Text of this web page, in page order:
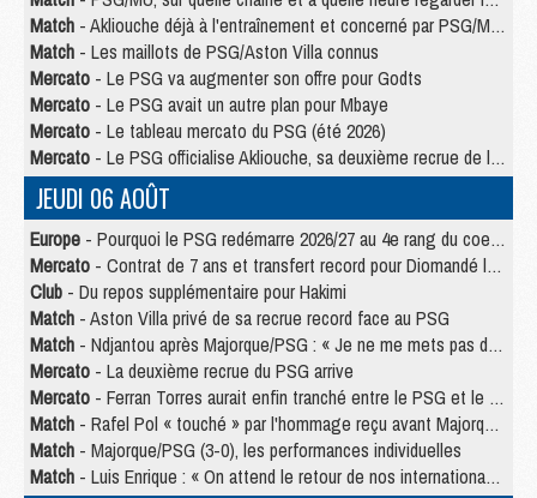
Match - Akliouche déjà à l'entraînement et concerné par PSG/MU ?
Match - Les maillots de PSG/Aston Villa connus
Mercato - Le PSG va augmenter son offre pour Godts
Mercato - Le PSG avait un autre plan pour Mbaye
Mercato - Le tableau mercato du PSG (été 2026)
Mercato - Le PSG officialise Akliouche, sa deuxième recrue de l’été
JEUDI 06 AOÛT
Europe - Pourquoi le PSG redémarre 2026/27 au 4e rang du coefficient UEFA
Mercato - Contrat de 7 ans et transfert record pour Diomandé loin du PSG
Club - Du repos supplémentaire pour Hakimi
Match - Aston Villa privé de sa recrue record face au PSG
Match - Ndjantou après Majorque/PSG : « Je ne me mets pas de plafond »
Mercato - La deuxième recrue du PSG arrive
Mercato - Ferran Torres aurait enfin tranché entre le PSG et le Barça
Match - Rafel Pol « touché » par l'hommage reçu avant Majorque/PSG
Match - Majorque/PSG (3-0), les performances individuelles
Match - Luis Enrique : « On attend le retour de nos internationaux »